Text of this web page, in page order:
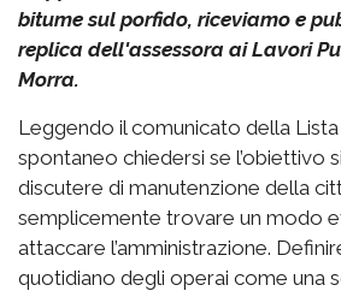
bitume sul porfido, riceviamo e
replica dell'assessora ai Lavori
Morra.
Leggendo il comunicato della
spontaneo chiedersi se l’obiettivo
discutere di manutenzione della
semplicemente trovare un modo
attaccare l’amministrazione.
quotidiano degli operai come una